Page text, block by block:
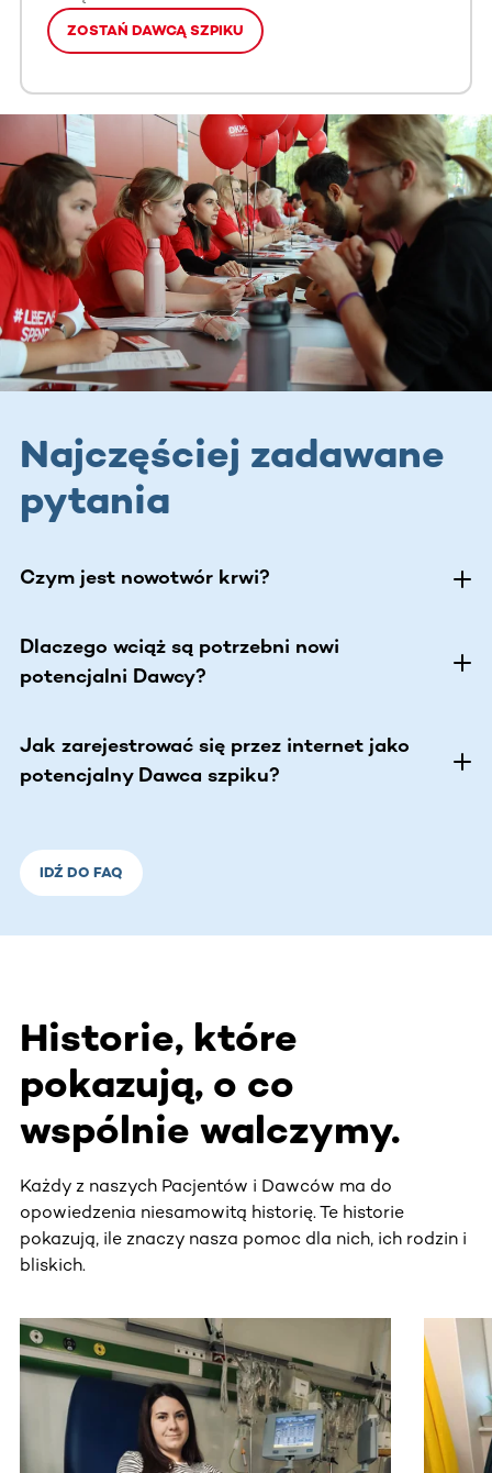
ZOSTAŃ DAWCĄ SZPIKU
Najczęściej zadawane
pytania
Czym jest nowotwór krwi?
Dlaczego wciąż są potrzebni nowi
potencjalni Dawcy?
Jak zarejestrować się przez internet jako
potencjalny Dawca szpiku?
IDŹ DO FAQ
Historie, które
pokazują, o co
wspólnie walczymy.
Każdy z naszych Pacjentów i Dawców ma do
opowiedzenia niesamowitą historię. Te historie
pokazują, ile znaczy nasza pomoc dla nich, ich rodzin i
bliskich.
Ta sekcja zawiera treści przewijane w poziomie. Użyj